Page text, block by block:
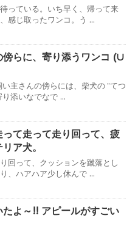
っている。いち早く、帰って来
感じ取ったワンコ。う ...
傍らに、寄り添うワンコ (∪
主さんの傍らには、柴犬の ”てつ
添いなでなで ...
って走って走り回って、疲
ア犬。
回って、クッションを蹴落とし
、ハアハア少し休んで ...
たよ～!! アピールがすごい